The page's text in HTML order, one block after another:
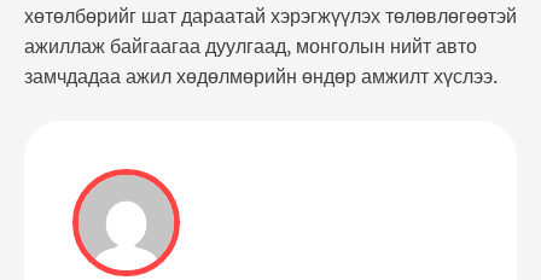
хөтөлбөрийг шат дараатай хэрэгжүүлэх төлөвлөгөөтэй
ажиллаж байгаагаа дуулгаад, монголын нийт авто
замчдадаа ажил хөдөлмөрийн өндөр амжилт хүслээ.